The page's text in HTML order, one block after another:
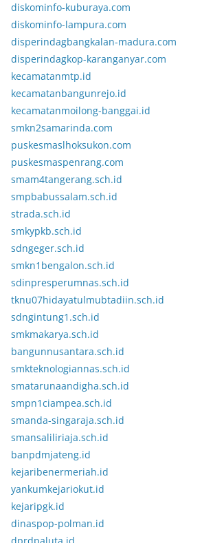
diskominfo-kuburaya.com
diskominfo-lampura.com
disperindagbangkalan-madura.com
disperindagkop-karanganyar.com
kecamatanmtp.id
kecamatanbangunrejo.id
kecamatanmoilong-banggai.id
smkn2samarinda.com
puskesmaslhoksukon.com
puskesmaspenrang.com
smam4tangerang.sch.id
smpbabussalam.sch.id
strada.sch.id
smkypkb.sch.id
sdngeger.sch.id
smkn1bengalon.sch.id
sdinpresperumnas.sch.id
tknu07hidayatulmubtadiin.sch.id
sdngintung1.sch.id
smkmakarya.sch.id
bangunnusantara.sch.id
smkteknologiannas.sch.id
smatarunaandigha.sch.id
smpn1ciampea.sch.id
smanda-singaraja.sch.id
smansaliliriaja.sch.id
banpdmjateng.id
kejaribenermeriah.id
yankumkejariokut.id
kejaripgk.id
dinaspop-polman.id